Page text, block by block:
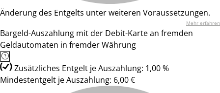
Änderung des Entgelts unter weiteren Voraussetzungen.
Mehr erfahren
Bargeld-Auszahlung mit der Debit-Karte an fremden
Geldautomaten in fremder Währung
Zusätzliches Entgelt je Auszahlung: 1,00 %
Mindestentgelt je Auszahlung: 6,00 €